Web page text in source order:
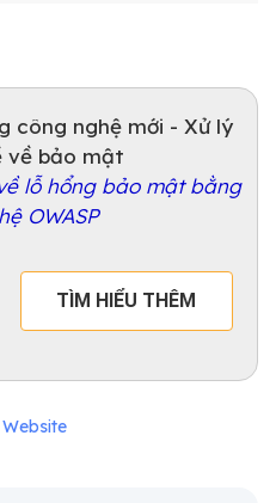
công nghệ mới - Xử lý
về bảo mật
lỗ hổng bảo mật bằng
OWASP
TÌM HIỂU THÊM